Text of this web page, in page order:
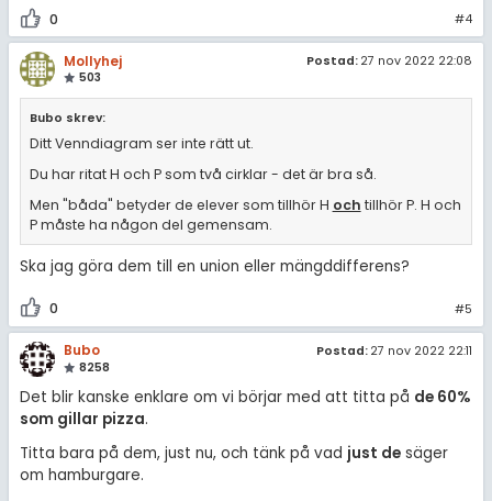
0 #4
Mollyhej
503
Postad: 27 nov 2022 22:08
Bubo skrev:
Ditt Venndiagram ser inte rätt ut.
Du har ritat H och P som två cirklar - det är bra så.
Men "båda" betyder de elever som tillhör H och tillhör P. H och
P måste ha någon del gemensam.
Ska jag göra dem till en union eller mängddifferens?
0 #5
Bubo
8258
Postad: 27 nov 2022 22:11
Det blir kanske enklare om vi börjar med att titta på de 60%
som gillar pizza.
Titta bara på dem, just nu, och tänk på vad just desäger
om hamburgare.